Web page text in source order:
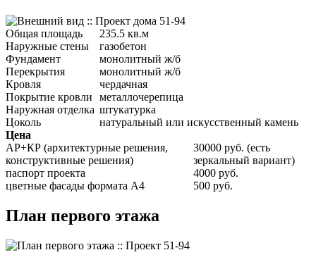
Общая площадь
235.5 кв.м
Наружные стены
газобетон
Фундамент
монолитный ж/б
Перекрытия
монолитный ж/б
Кровля
чердачная
Покрытие кровли
металлочерепица
Наружная отделка штукатурка
Цоколь
натуральный или искусственный камень
Цена
АР+КР (архитектурные решения,
конструктивные решения)
30000 руб. (есть
зеркальный вариант)
паспорт проекта
4000 руб.
цветные фасады формата А4
500 руб.
План первого этажа